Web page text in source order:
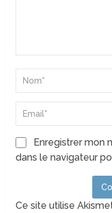
Enregistrer mon
dans le navigateur
Ce site utilise